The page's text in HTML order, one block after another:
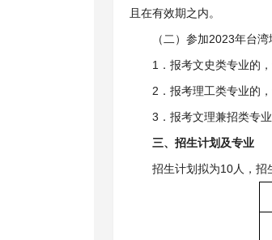
且在有效期之内。
（二）参加2023年台
1．报考文史类专业的
2．报考理工类专业的
3．报考文理兼招类专
三、招生计划及专业
招生计划拟为10人，招